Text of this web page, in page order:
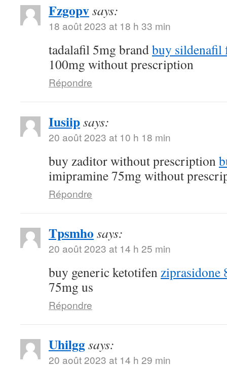
Fzgopvsays:
18 août 2023 at 18 h 33 min
tadalafil 5mg brandbuy sildenafil
100mg without prescription
Répondre
Iusiipsays:
20 août 2023 at 10 h 18 min
buy zaditor without prescription
imipramine 75mg without
Répondre
Tpsmho says:
20 août 2023 at 14 h 25 min
buy generic ketotifenziprasidone
75mg us
Répondre
Uhilggsays:
20 août 2023 at 14 h 29 min